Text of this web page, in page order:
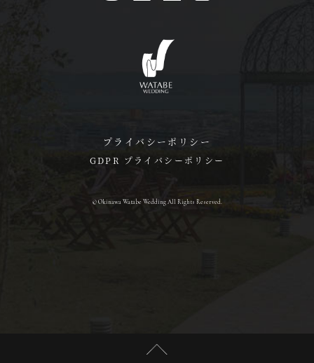
プライバシーポリシー
GDPR プライバシーポリシー
© Okinawa Watabe Wedding All Rights Reserved.